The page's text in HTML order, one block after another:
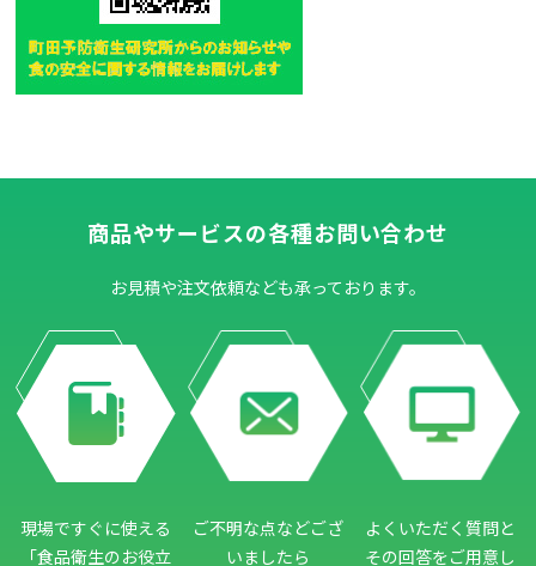
商品やサービスの各種お問い合わせ
お見積や注文依頼なども承っております。
現場ですぐに使える
「食品衛生のお役立
ご不明な点などござ
いましたら
よくいただく質問と
その回答をご用意し